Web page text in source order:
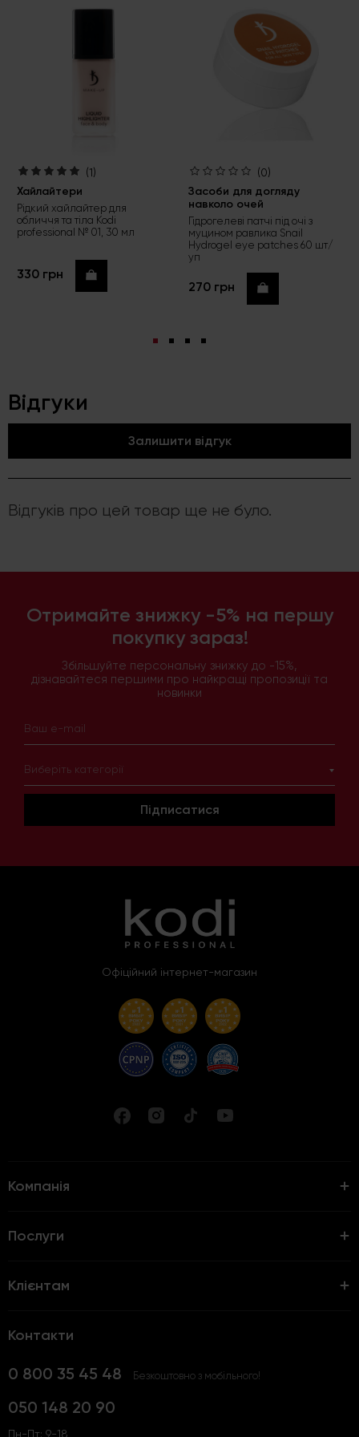
(1)
Хайлайтери
Рідкий хайлайтер для
обличчя та тіла Kodi
professional № 01, 30 мл
330 грн Купити
(0)
Засоби для догляду
навколо очей
Гідрогелеві патчі під очі з
муцином равлика Snail
Hydrogel eye patches 60 шт/
уп
270 грн Купити
Відгуки
Залишити відгук
Відгуків про цей товар ще не було.
Отримайте знижку -5% на першу
покупку зараз!
Збільшуйте персональну знижку до -15%,
дізнавайтеся першими про найкращі пропозиції та
новинки
Виберіть категорії
Підписатися
Офіційний інтернет-магазин
Компанія
Послуги
Клієнтам
Контакти
0 800 35 45 48 Безкоштовно з мобільного!
050 148 20 90
Пн-Пт: 9-18